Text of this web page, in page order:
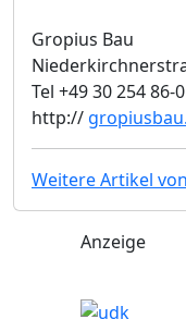
Gropius Bau
Tel +49 30 254 86-0
http://
Weitere Artikel
Anzeige